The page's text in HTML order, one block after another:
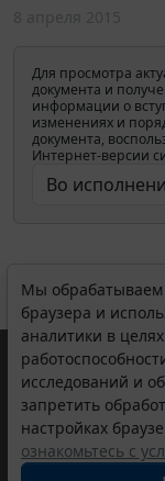
Для просмотра
документа и
информации о
изменениях и
документа,
Интернет-версии
Мы
браузера и
аналитики в
исследований и
запретить
настройках
ознакомьтесь с
© ООО "НПП
выпускается с
являются
информации
Портал ГАРАНТ.РУ